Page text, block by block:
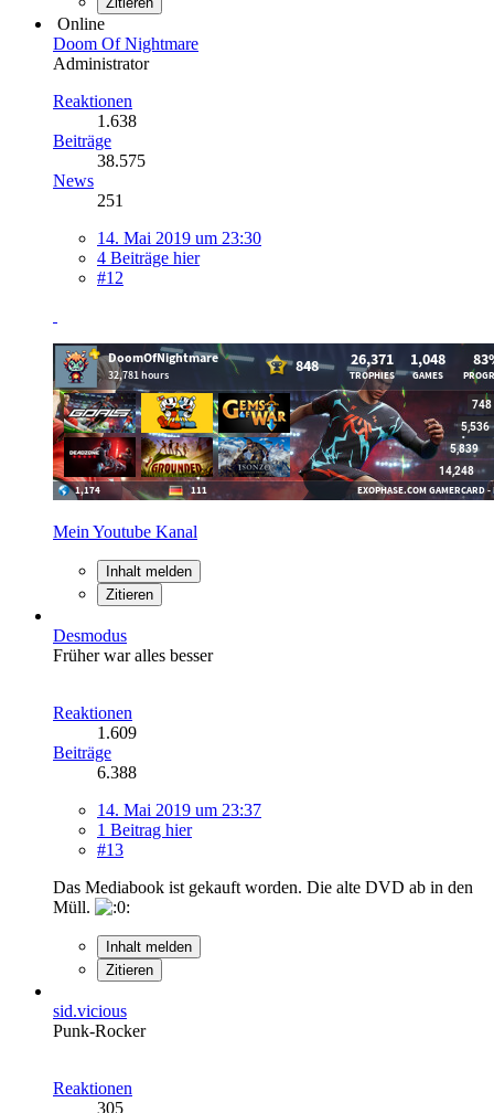
Online
Doom Of Nightmare
Administrator
Reaktionen
1.638
Beiträge
38.575
News
251
14. Mai 2019 um 23:30
4 Beiträge hier
#12
Mein Youtube Kanal
Inhalt melden
Zitieren
Desmodus
Früher war alles besser
Reaktionen
1.609
Beiträge
6.388
14. Mai 2019 um 23:37
1 Beitrag hier
#13
Das Mediabook ist gekauft worden. Die alte DVD ab in den
Müll.
Inhalt melden
Zitieren
sid.vicious
Punk-Rocker
Reaktionen
305